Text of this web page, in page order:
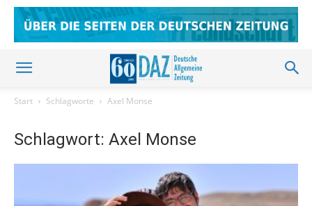
Start Schlagworte Axel Monse
Schlagwort: Axel Monse